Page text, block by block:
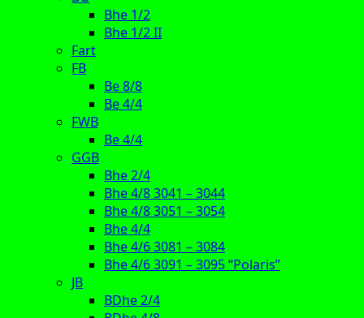
Bhe 1/2
Bhe 1/2 II
Fart
FB
Be 8/8
Be 4/4
FWB
Be 4/4
GGB
Bhe 2/4
Bhe 4/8 3041 – 3044
Bhe 4/8 3051 – 3054
Bhe 4/4
Bhe 4/6 3081 – 3084
Bhe 4/6 3091 – 3095 “Polaris”
JB
BDhe 2/4